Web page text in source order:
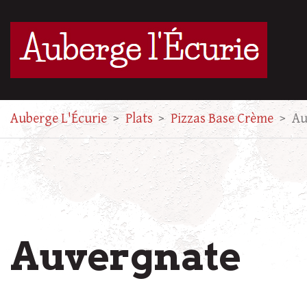
Auberge L'Écurie > Plats > Pizzas Base Crème >
Auvergnate